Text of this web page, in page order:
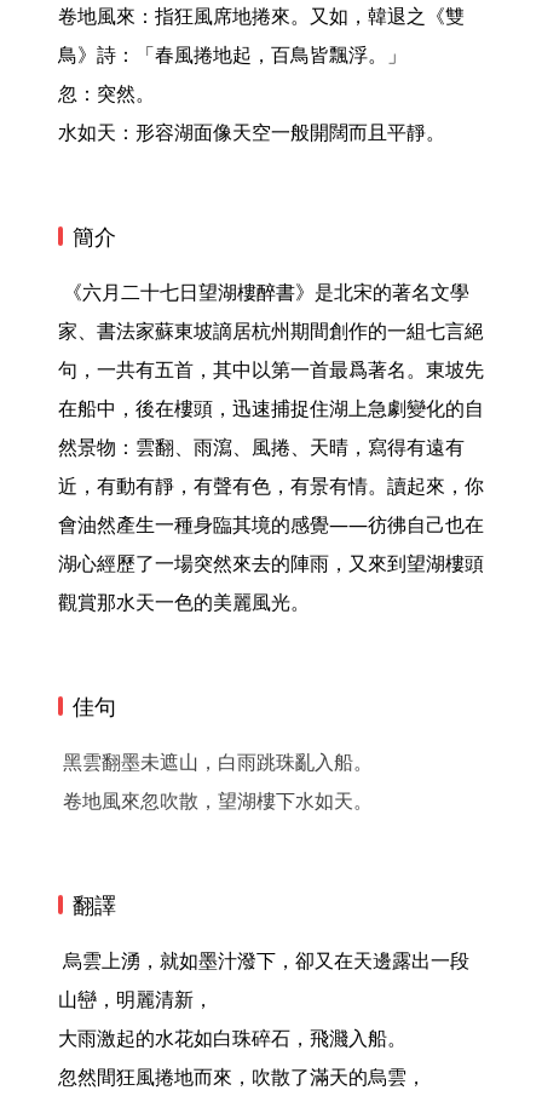
卷地風來：指狂風席地捲來。又如，韓退之《雙
鳥》詩：「春風捲地起，百鳥皆飄浮。」
忽：突然。
水如天：形容湖面像天空一般開闊而且平靜。
簡介
家、書法家蘇東坡謫居杭州期間創作的一組七言絕
句，一共有五首，其中以第一首最爲著名。東坡先
在船中，後在樓頭，迅速捕捉住湖上急劇變化的自
然景物：雲翻、雨瀉、風捲、天晴，寫得有遠有
近，有動有靜，有聲有色，有景有情。讀起來，你
會油然產生一種身臨其境的感覺——彷彿自己也在
湖心經歷了一場突然來去的陣雨，又來到望湖樓頭
觀賞那水天一色的美麗風光。
佳句
黑雲翻墨未遮山，白雨跳珠亂入船。
卷地風來忽吹散，望湖樓下水如天。
翻譯
山巒，明麗清新，
大雨激起的水花如白珠碎石，飛濺入船。
忽然間狂風捲地而來，吹散了滿天的烏雲，